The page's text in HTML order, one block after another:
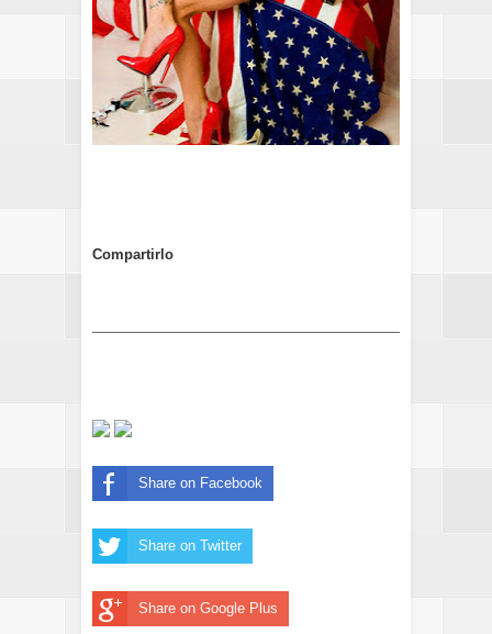
Compartirlo
Share on Facebook
Share on Twitter
Share on Google Plus